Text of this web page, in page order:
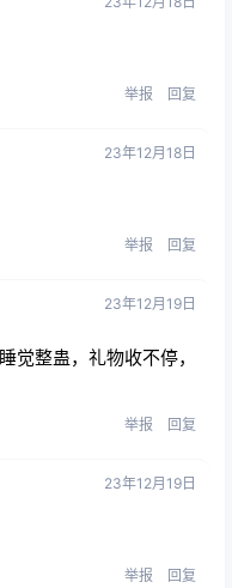
举报 回复
23年12月18日
举报 回复
23年12月19日
觉整蛊，礼物收不停，
举报 回复
23年12月19日
举报 回复